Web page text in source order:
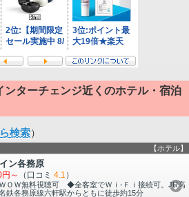
ンターチェンジ近くのホテル・宿泊
検索）
【ホテル】
ン各務原
～ （口コミ 4.1 ）
ＯＷ無料視聴可 ◆全客室でＷｉ-Ｆｉ接続可。JR高
鉄各務原線六軒駅からともに徒歩約15分